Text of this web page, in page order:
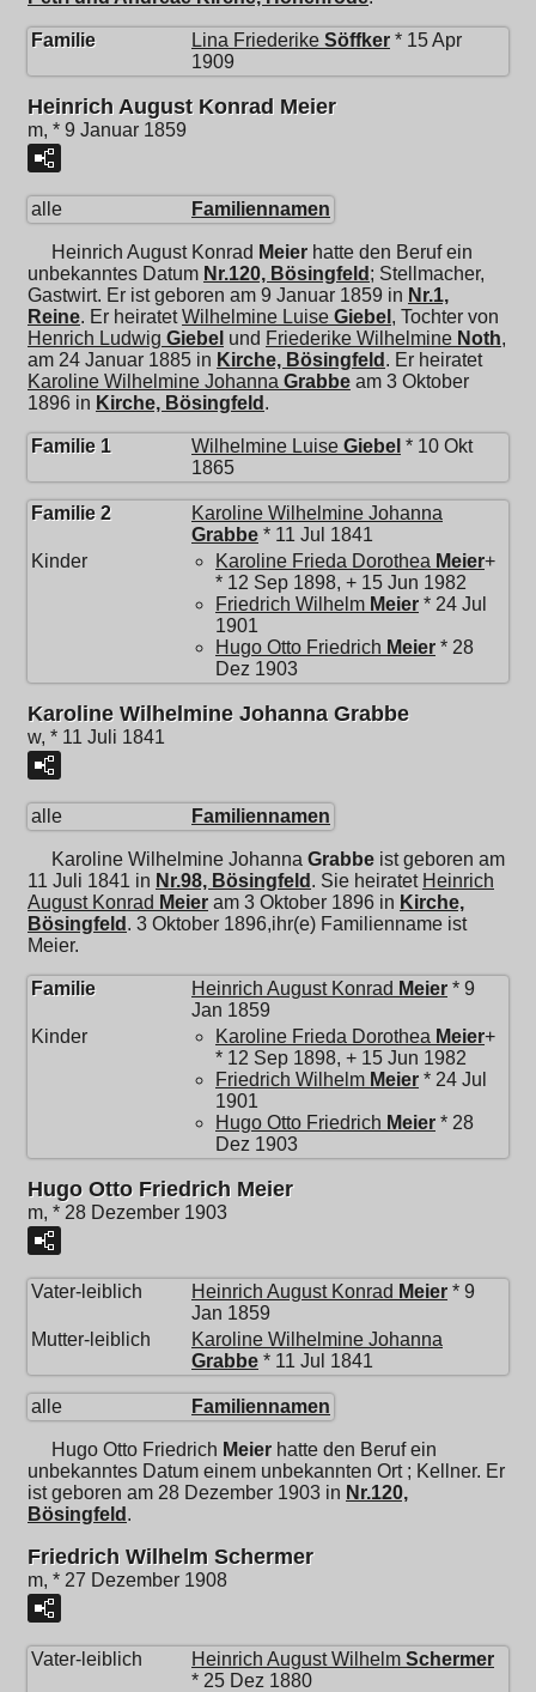
Familie Lina Friederike Söffker * 15 Apr
1909
Heinrich August Konrad Meier
m, * 9 Januar 1859
alle Familiennamen
Heinrich August Konrad Meier hatte den Beruf ein
unbekanntes Datum Nr.120, Bösingfeld ; Stellmacher,
Gastwirt. Er ist geboren am 9 Januar 1859 in Nr.1,
Reine. Er heiratetWilhelmine Luise Giebel , Tochter von
Henrich Ludwig Giebel und Friederike Wilhelmine Noth,
am 24 Januar 1885 in Kirche, Bösingfeld . Er heiratet
Karoline Wilhelmine Johanna Grabbe am 3 Oktober
1896 in Kirche, Bösingfeld .
Familie 1 Wilhelmine Luise Giebel * 10 Okt
1865
Familie 2
Karoline Wilhelmine Johanna
Grabbe * 11 Jul 1841
Kinder
Karoline Frieda Dorothea Meier+
* 12 Sep 1898, + 15 Jun 1982
Friedrich Wilhelm Meier * 24 Jul
1901
Hugo Otto Friedrich Meier * 28
Dez 1903
Karoline Wilhelmine Johanna Grabbe
w, * 11 Juli 1841
alle Familiennamen
Karoline Wilhelmine Johanna Grabbe ist geboren am
11 Juli 1841 in Nr.98, Bösingfeld . Sie heiratet Heinrich
August Konrad Meier am 3 Oktober 1896 in Kirche,
Bösingfeld . 3 Oktober 1896,ihr(e) Familienname ist
Meier.
Familie Heinrich August Konrad Meier * 9
Jan 1859
Kinder
Karoline Frieda Dorothea Meier+
* 12 Sep 1898, + 15 Jun 1982
Friedrich Wilhelm Meier * 24 Jul
1901
Hugo Otto Friedrich Meier * 28
Dez 1903
Hugo Otto Friedrich Meier
m, * 28 Dezember 1903
Vater-leiblich Heinrich August Konrad Meier * 9
Jan 1859
Mutter-leiblich
Karoline Wilhelmine Johanna
Grabbe * 11 Jul 1841
alle Familiennamen
Hugo Otto Friedrich Meier hatte den Beruf ein
unbekanntes Datum einem unbekannten Ort ; Kellner. Er
ist geboren am 28 Dezember 1903 in Nr.120,
Bösingfeld .
Friedrich Wilhelm Schermer
m, * 27 Dezember 1908
Vater-leiblich Heinrich August Wilhelm Schermer
* 25 Dez 1880